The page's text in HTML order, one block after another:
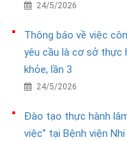
24/5/2026
Thông báo về việc
yêu cầu là cơ sở thực
khỏe, lần 3
24/5/2026
Đào tạo thực hành
việc” tại Bệnh viện